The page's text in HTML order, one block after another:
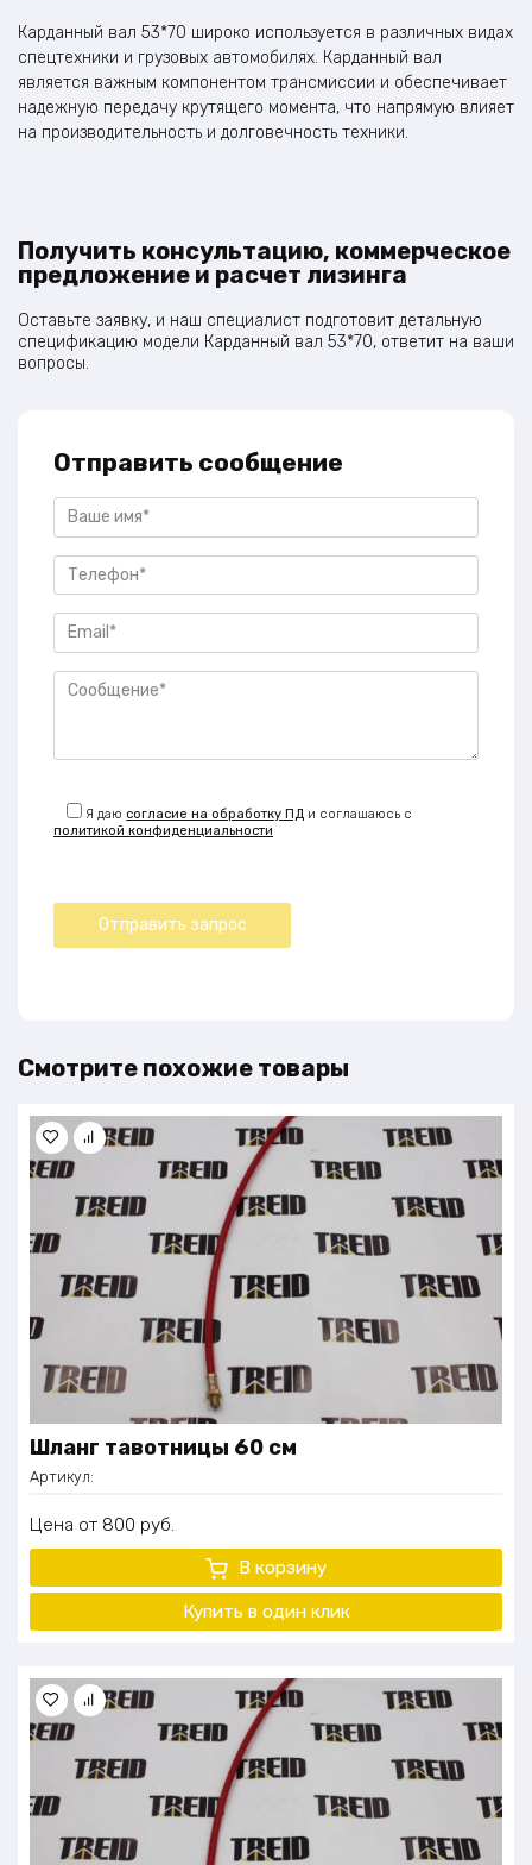
Карданный вал 53*70 широко используется в различных видах
спецтехники и грузовых автомобилях. Карданный вал
является важным компонентом трансмиссии и обеспечивает
надежную передачу крутящего момента, что напрямую влияет
на производительность и долговечность техники.
Получить консультацию, коммерческое
предложение и расчет лизинга
Оставьте заявку, и наш специалист подготовит детальную
спецификацию модели Карданный вал 53*70, ответит на ваши
вопросы.
Отправить сообщение
Я даюсогласие на обработку ПД и соглашаюсь с
политикой конфиденциальности
Смотрите похожие товары
Шланг тавотницы 60 см
Артикул:
Цена 800 руб.
В корзину
Купить в один клик